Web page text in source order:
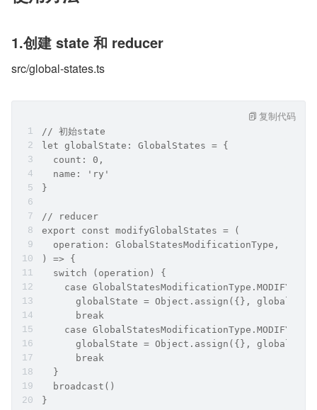
1.创建 state 和 reducer
src/global-states.ts
// 初始state
let globalState: GlobalStates = {
  count: 0,
  name: 'ry'
}
// reducer
export const modifyGlobalStates = (
operation: GlobalStatesModificationType,
) => {
  switch (operation) {
case
globalState = Object.assign({},
      break
case
globalState = Object.assign({},
      break
  }
  broadcast()
}
复制代码